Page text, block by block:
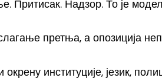
Притисак. Надзор. То је
претња, а опозиција
институције, језик,